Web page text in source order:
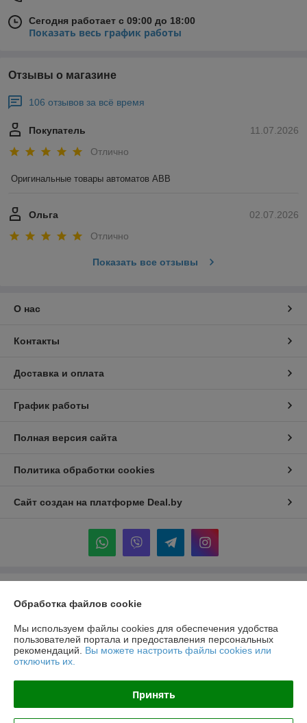
Сегодня работает с 09:00 до 18:00
Показать весь график работы
Отзывы о магазине
106 отзывов за всё время
11.07.2026
Покупатель
Отлично
Оригинальные товары автоматов ABB
02.07.2026
Ольга
Отлично
Показать все отзывы
О нас
Контакты
Доставка и оплата
График работы
Полная версия сайта
Политика обработки cookies
Сайт создан на платформе Deal.by
г. Минск ул. Прушинских дом 6 , кв 133
Регистрационный номер ЕГР: 193513378
Регистрационный орган: Минский горисполком
Обработка файлов cookie
Мы используем файлы cookies для обеспечения удобства
пользователей портала и предоставления персональных
рекомендаций. Вы можете настроить файлы cookies или
отключить их.
Принять